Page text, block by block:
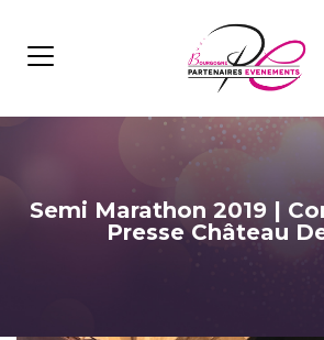
Semi Marathon 2019 |
Presse Château